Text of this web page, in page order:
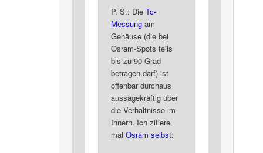
P. S.: Die Tc-
Messungam
Gehäuse (die bei
Osram-Spots teils
bis zu 90 Grad
betragen darf) ist
offenbar durchaus
aussagekräftig über
die Verhältnisse im
Innern. Ich zitiere
mal Osram selbst: